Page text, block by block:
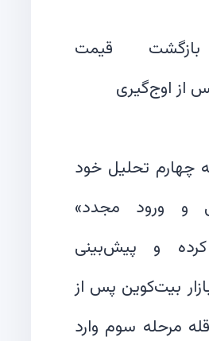
بازگشت قیمت
چهارم تحلیل خود
و ورود مجدد»
کرده و پیش‌بینی
بیت‌کوین پس از
مرحله سوم وارد